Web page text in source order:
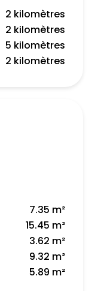
2 kilomètres
2 kilomètres
5 kilomètres
2 kilomètres
7.35 m²
15.45 m²
3.62 m²
9.32 m²
5.89 m²